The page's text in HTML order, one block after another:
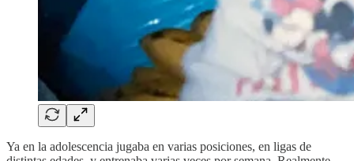
Ya en la adolescencia jugaba en varias posiciones, en ligas de